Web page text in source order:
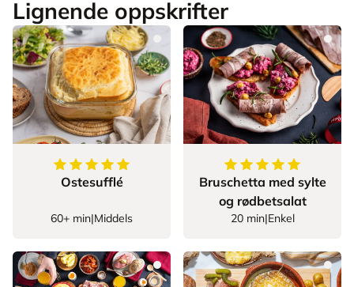
Lignende oppskrifter
5av5stjerner
Ostesufflé
60+ min|Middels
5av5stjerner
Bruschetta med sylte
og rødbetsalat
20 min|Enkel